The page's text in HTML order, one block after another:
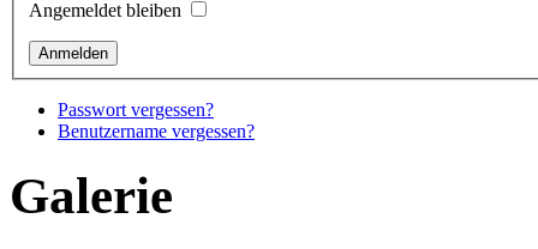
Angemeldet bleiben
Passwort vergessen?
Benutzername vergessen?
Galerie